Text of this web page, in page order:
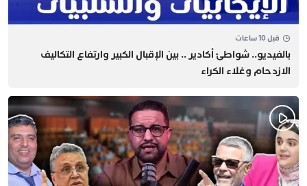
قبل 10 ساعات
بالفيديو.. شواطئ أكادير .. بين الإقبال الكبير وارتفاع التكاليف
الازدحام وغلاء الكراء